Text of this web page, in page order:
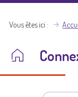
Vous êtes ici